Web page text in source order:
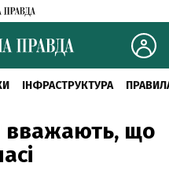
ІНФРАСТРУКТУРА
вважають, що